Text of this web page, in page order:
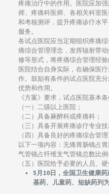
疼痛治疗中的作用。医院应加
师、疼痛科医师、各相关科室
和考核测评，提升疼痛诊疗水
服务。
各试点医院应当定期组织疼痛
痛综合管理理念，发挥辐射带
修等形式，将疼痛综合管理经
医院结合自身实际，在确保医
作。鼓励有条件的试点医院充
优势和作用。
《方案》要求，试点医院基本条
（一）二级以上医院；
（二）具备麻醉科或疼痛科；
（三）具备开展疼痛诊疗专业技
（四）具备良好的疼痛综合管
以下一项内容：无痛胃肠镜占
气管镜占纤维支气管镜总数比例
（五）医院给予必要的人员、硬
5月10日，全国卫生健康
基药、儿童药、短缺药列